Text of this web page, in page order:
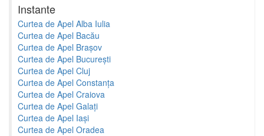
Instante
Curtea de Apel Alba Iulia
Curtea de Apel Bacău
Curtea de Apel Brașov
Curtea de Apel București
Curtea de Apel Cluj
Curtea de Apel Constanța
Curtea de Apel Craiova
Curtea de Apel Galați
Curtea de Apel Iași
Curtea de Apel Oradea